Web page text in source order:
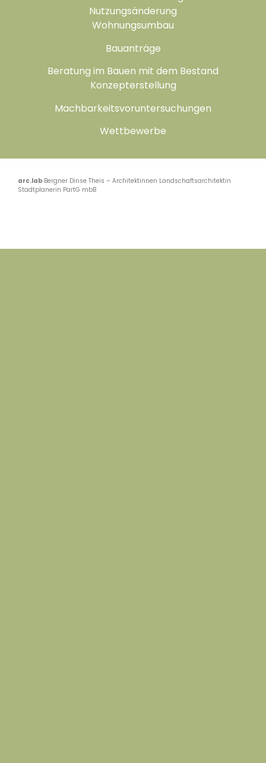
Nutzungsänderung
Wohnungsumbau
Bauanträge
Beratung im Bauen mit dem Bestand
Konzepterstellung
Machbarkeitsvoruntersuchungen
Wettbewerbe
arc.lab Bergner Dinse Theis – Architektinnen Landschaftsarchitektin
Stadtplanerin PartG mbB